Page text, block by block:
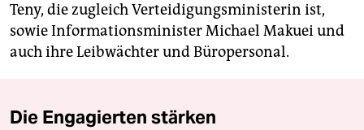
Teny, die zugleich Verteidigungsministerin ist,
sowie Informationsminister Michael Makuei und
auch ihre Leibwächter und Büropersonal.
Die Engagierten stärken